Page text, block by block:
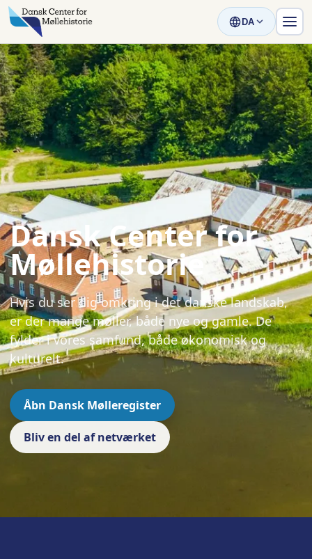
DA
Dansk Center for
Møllehistorie
Hvis du ser dig omkring i det danske landskab,
er der mange møller, både nye og gamle. De
fylder i vores samfund, både økonomisk og
kulturelt.
Åbn Dansk Mølleregister
Bliv en del af netværket